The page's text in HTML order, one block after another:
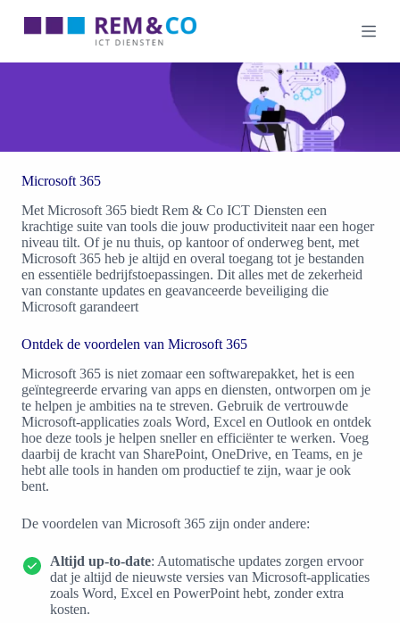
G
a
h
u
d
Microsoft 365
Met Microsoft 365 biedt Rem & Co ICT Diensten een
krachtige suite van tools die jouw productiviteit naar een hoger
niveau tilt. Of je nu thuis, op kantoor of onderweg bent, met
Microsoft 365 heb je altijd en overal toegang tot je bestanden
en essentiële bedrijfstoepassingen. Dit alles met de zekerheid
van constante updates en geavanceerde beveiliging die
Microsoft garandeert
Ontdek de voordelen van Microsoft 365
Microsoft 365 is niet zomaar een softwarepakket, het is een
geïntegreerde ervaring van apps en diensten, ontworpen om je
te helpen je ambities na te streven. Gebruik de vertrouwde
Microsoft-applicaties zoals Word, Excel en Outlook en ontdek
hoe deze tools je helpen sneller en efficiënter te werken. Voeg
daarbij de kracht van SharePoint, OneDrive, en Teams, en je
hebt alle tools in handen om productief te zijn, waar je ook
bent.
De voordelen van Microsoft 365 zijn onder andere:
Altijd up-to-date: Automatische updates zorgen ervoor
dat je altijd de nieuwste versies van Microsoft-applicaties
zoals Word, Excel en PowerPoint hebt, zonder extra
kosten.